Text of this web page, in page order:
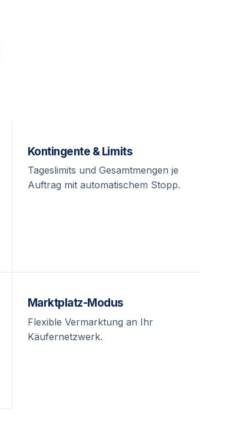
Kontingente & Limits
Tageslimits und Gesamtmengen je
Auftrag mit automatischem Stopp.
Marktplatz-Modus
Flexible Vermarktung an Ihr
Käufernetzwerk.